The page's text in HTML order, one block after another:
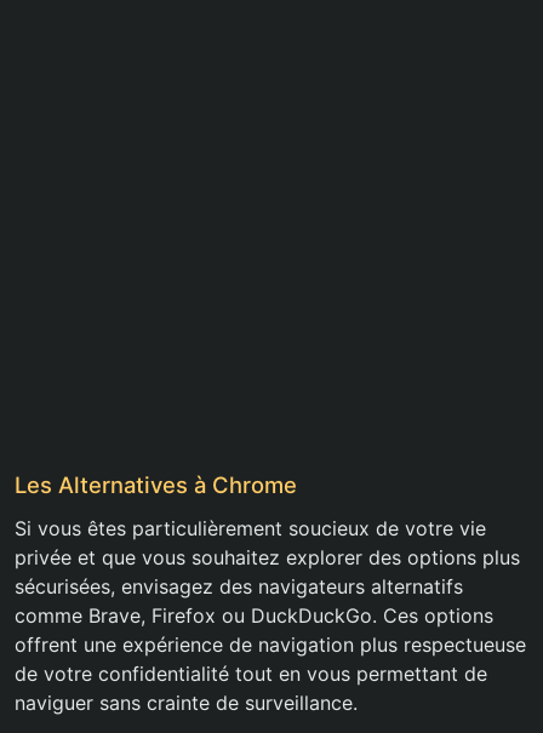
Les Alternatives à Chrome
Si vous êtes particulièrement soucieux de votre vie
privée et que vous souhaitez explorer des options plus
sécurisées, envisagez des navigateurs alternatifs
comme Brave, Firefox ou DuckDuckGo. Ces options
offrent une expérience de navigation plus respectueuse
de votre confidentialité tout en vous permettant de
naviguer sans crainte de surveillance.